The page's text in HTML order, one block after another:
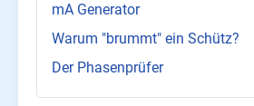
mA Generator
Warum "brummt" ein Schütz?
Der Phasenprüfer